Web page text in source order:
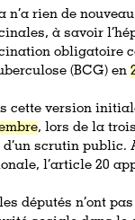
n’a rien de
à savoir
obligatoire
(BCG) en
cette version
, lors de la
d’un scrutin public.
l’article 20
députés n’ont